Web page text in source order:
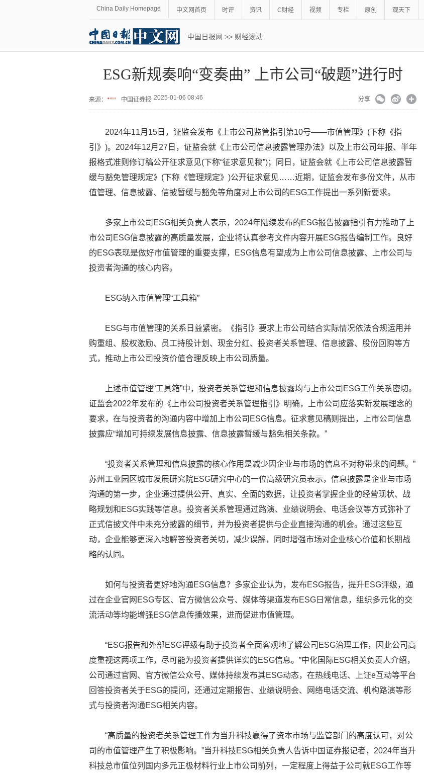
China Daily Homepage 中文网首页 时评 资讯 C财经 视频 专栏 原创 观天下
中国日报网 >> 财经滚动
ESG新规奏响“变奏曲” 上市公司“破题”进行时
来源： 中国证券报 2025-01-06 08:46 分享
2024年11月15日，证监会发布《上市公司监管指引第10号——市值管理》(下称《指
引》)。2024年12月27日，证监会就《上市公司信息披露管理办法》以及上市公司年报、半年
报格式准则修订稿公开征求意见(下称“征求意见稿”)；同日，证监会就《上市公司信息披露暂
缓与豁免管理规定》(下称《管理规定》)公开征求意见……近期，证监会发布多份文件，从市
值管理、信息披露、信披暂缓与豁免等角度对上市公司的ESG工作提出一系列新要求。
多家上市公司ESG相关负责人表示，2024年陆续发布的ESG报告披露指引有力推动了上
市公司ESG信息披露的高质量发展，企业将认真参考文件内容开展ESG报告编制工作。良好
的ESG表现是做好市值管理的重要支撑，ESG信息有望成为上市公司信息披露、上市公司与
投资者沟通的核心内容。
ESG纳入市值管理“工具箱”
ESG与市值管理的关系日益紧密。《指引》要求上市公司结合实际情况依法合规运用并
购重组、股权激励、员工持股计划、现金分红、投资者关系管理、信息披露、股份回购等方
式，推动上市公司投资价值合理反映上市公司质量。
上述市值管理“工具箱”中，投资者关系管理和信息披露均与上市公司ESG工作关系密切。
证监会2022年发布的《上市公司投资者关系管理指引》明确，上市公司应落实新发展理念的
要求，在与投资者的沟通内容中增加上市公司ESG信息。征求意见稿则提出，上市公司信息
披露应“增加可持续发展信息披露、信息披露暂缓与豁免相关条款。”
“投资者关系管理和信息披露的核心作用是减少因企业与市场的信息不对称带来的问题。”
苏州工业园区城市发展研究院ESG研究中心的一位高级研究员表示，信息披露是企业与市场
沟通的第一步，企业通过提供公开、真实、全面的数据，让投资者掌握企业的经营现状、战
略规划和ESG实践等信息。投资者关系管理通过路演、业绩说明会、电话会议等方式弥补了
正式信披文件中未充分披露的细节，并为投资者提供与企业直接沟通的机会。通过这些互
动，企业能够更深入地解答投资者关切，减少误解，同时增强市场对企业核心价值和长期战
略的认同。
如何与投资者更好地沟通ESG信息？多家企业认为，发布ESG报告，提升ESG评级，通
过在企业官网ESG专区、官方微信公众号、媒体等渠道发布ESG日常信息，组织多元化的交
流活动等均能增强ESG信息传播效果，进而促进市值管理。
“ESG报告和外部ESG评级有助于投资者全面客观地了解公司ESG治理工作，因此公司高
度重视这两项工作，尽可能为投资者提供详实的ESG信息。”中化国际ESG相关负责人介绍，
公司通过官网、官方微信公众号、媒体持续发布其ESG动态，在热线电话、上证e互动等平台
回答投资者关于ESG的提问，还通过定期报告、业绩说明会、网络电话交流、机构路演等形
式与投资者沟通ESG相关内容。
“高质量的投资者关系管理工作为当升科技赢得了资本市场与监管部门的高度认可，对公
司的市值管理产生了积极影响。”当升科技ESG相关负责人告诉中国证券报记者，2024年当升
科技总市值位列国内多元正极材料行业上市公司前列，一定程度上得益于公司就ESG工作等